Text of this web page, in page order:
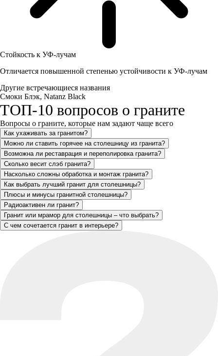
Стойкость к УФ-лучам
Отличается повышенной степенью устойчивости к УФ-лучам
Другие встречающиеся названия
Смоки Блэк, Natanz Black
ТОП-10 вопросов о граните
Вопросы о граните, которые нам задают чаще всего
Как ухаживать за гранитом?
Можно ли ставить горячее на столешницу из гранита?
Возможна ли реставрация и переполировка гранита?
Сколько весит слэб гранита?
Насколько сложны обработка и монтаж гранита?
Как выбрать лучший гранит для столешницы?
Плюсы и минусы гранитной столешницы?
Радиоактивен ли гранит?
Гранит или мрамор для столешницы – что выбрать?
С чем сочетается гранит в интерьере?